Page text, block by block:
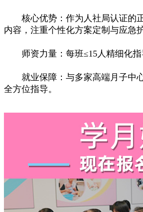
核心优势：作为人社局认证的正
内容，注重个性化方案定制与应急
师资力量：每班≤15人精细化指
就业保障：与多家高端月子中心
全方位指导。